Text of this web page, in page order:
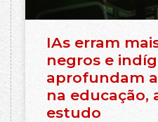
IAs erram
negros e
aprofundam
na educação,
estudo